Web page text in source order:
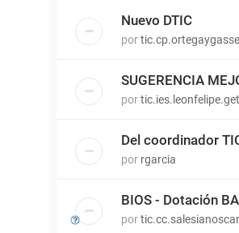
Nuevo DTIC
por
SUGERENCIA
por
Del coordinador
por rgarcia
BIOS - Dotación
por